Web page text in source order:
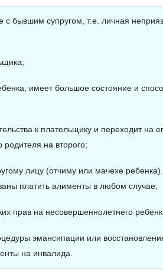
бывшим супругом, т.е. личная
имеет большое состояние и
к плательщику и переходит на
на второго;
лицу (отчиму или мачехе
платить алименты в любом случае;
прав на несовершеннолетнего
эмансипации или
на инвалида.